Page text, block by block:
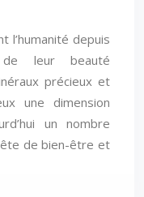
l’humanité depuis
de leur beauté
précieux et
une dimension
un nombre
de bien-être et